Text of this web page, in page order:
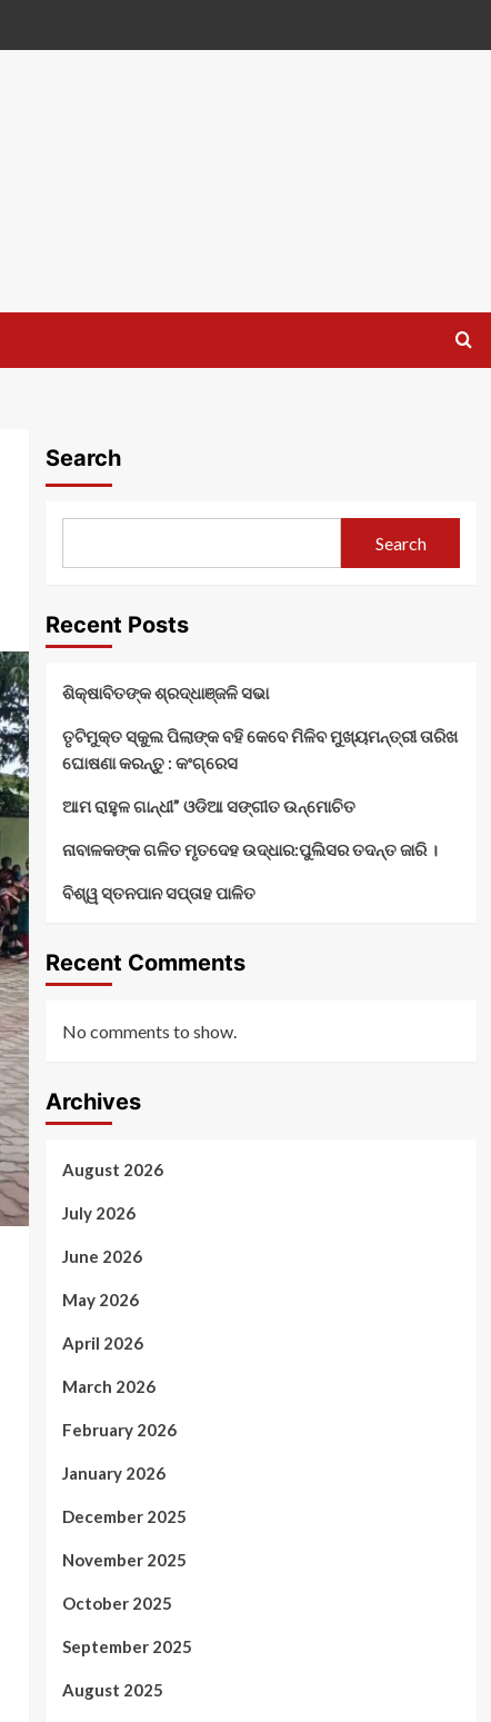
Search
Search
Recent Posts
ଶିକ୍ଷାବିତଙ୍କ ଶ୍ରଦ୍ଧାଞ୍ଜଳି ସଭା
ତୃଟିମୁକ୍ତ ସ୍କୁଲ ପିଲାଙ୍କ ବହି କେବେ ମିଳିବ ମୁଖ୍ୟମନ୍ତ୍ରୀ ତାରିଖ
ଘୋଷଣା କରନ୍ତୁ : କଂଗ୍ରେସ
ଆମ ରାହୁଳ ଗାନ୍ଧୀ” ଓଡିଆ ସଙ୍ଗୀତ ଉନ୍ମୋଚିତ
ନାବାଳକଙ୍କ ଗଳିତ ମୃତଦେହ ଉଦ୍ଧାର:ପୁଲିସର ତଦନ୍ତ ଜାରି ।
ବିଶ୍ୱ ସ୍ତନପାନ ସପ୍ତାହ ପାଳିତ
Recent Comments
No comments to show.
Archives
August 2026
July 2026
June 2026
May 2026
April 2026
March 2026
February 2026
January 2026
December 2025
November 2025
October 2025
September 2025
August 2025